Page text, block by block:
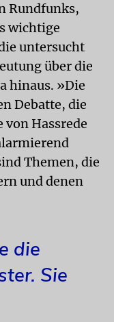
Rundfunks,
wichtige
untersucht
über die
hinaus. »Die
Debatte, die
Hassrede
Themen, die
und denen
die
Sie